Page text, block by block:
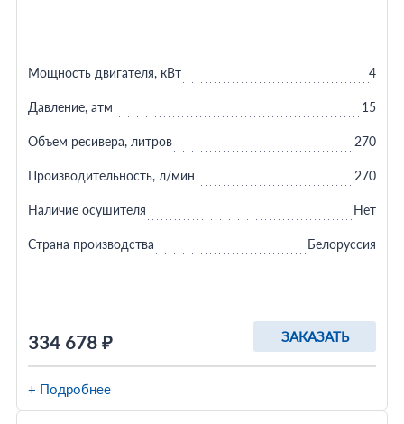
334 678 ₽ ЗАКАЗАТЬ
Мощность двигателя, кВт 4
Давление, атм 15
Объем ресивера, литров 270
Производительность, л/мин 270
Наличие осушителя Нет
Страна производства Белоруссия
+ Подробнее